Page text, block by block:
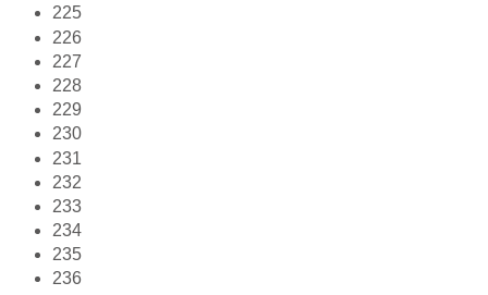
225
226
227
228
229
230
231
232
233
234
235
236